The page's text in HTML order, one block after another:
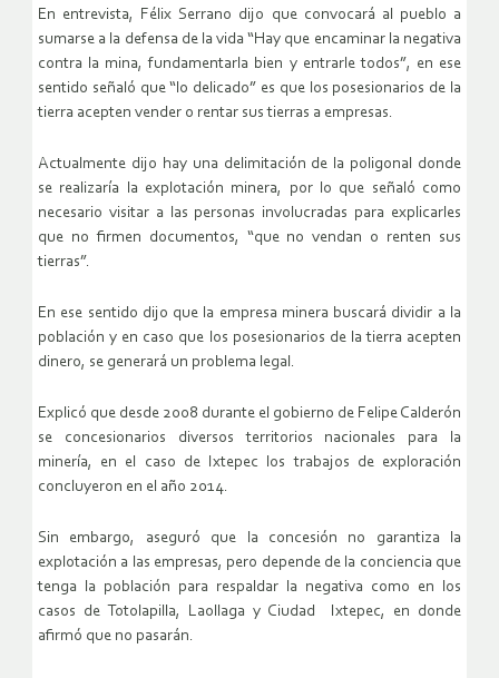
En entrevista, Félix Serrano dijo que convocará al pueblo a
sumarse a la defensa de la vida “Hay que encaminar la negativa
contra la mina, fundamentarla bien y entrarle todos”, en ese
sentido señaló que “lo delicado” es que los posesionarios de la
tierra acepten vender o rentar sus tierras a empresas.
Actualmente dijo hay una delimitación de la poligonal donde
se realizaría la explotación minera, por lo que señaló como
necesario visitar a las personas involucradas para explicarles
que no firmen documentos, “que no vendan o renten sus
tierras”.
En ese sentido dijo que la empresa minera buscará dividir a la
población y en caso que los posesionarios de la tierra acepten
dinero, se generará un problema legal.
Explicó que desde 2008 durante el gobierno de Felipe Calderón
se concesionarios diversos territorios nacionales para la
minería, en el caso de Ixtepec los trabajos de exploración
concluyeron en el año 2014.
Sin embargo, aseguró que la concesión no garantiza la
explotación a las empresas, pero depende de la conciencia que
tenga la población para respaldar la negativa como en los
casos de Totolapilla, Laollaga y Ciudad Ixtepec, en donde
afirmó que no pasarán.